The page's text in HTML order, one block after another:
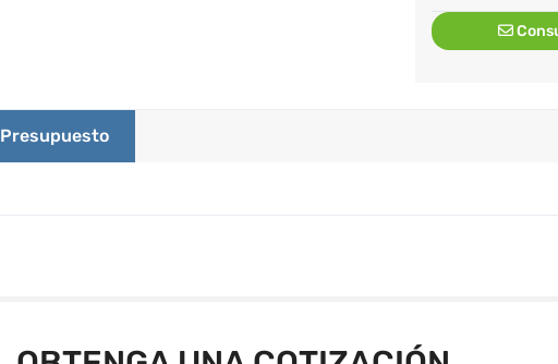
Presupuesto